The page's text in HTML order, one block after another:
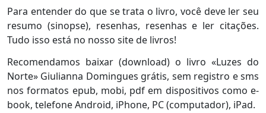
Para entender do que se trata o livro, você deve ler seu
resumo (sinopse), resenhas, resenhas e ler citações.
Tudo isso está no nosso site de livros!
Recomendamos baixar (download) o livro «Luzes do
Norte» Giulianna Domingues grátis, sem registro e sms
nos formatos epub, mobi, pdf em dispositivos como e-
book, telefone Android, iPhone, PC (computador), iPad.